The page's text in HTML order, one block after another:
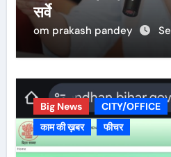
सर्वे
om prakash pandey
Big News CITY/OFFICE
काम की ख़बर
फीचर